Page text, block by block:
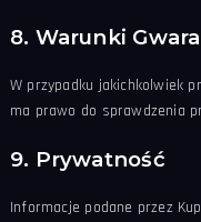
8. Warunki
W przypadku jakichkolwiek
ma prawo do sprawdzenia
9. Prywatność
Informacje podane przez